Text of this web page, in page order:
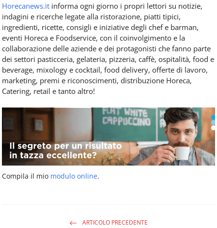
Horecanews.it informa ogni giorno i propri lettori su notizie,
indagini e ricerche legate alla ristorazione, piatti tipici,
ingredienti, ricette, consigli e iniziative degli chef e barman,
eventi Horeca e Foodservice, con il coinvolgimento e la
collaborazione delle aziende e dei protagonisti che fanno parte
dei settori pasticceria, gelateria, pizzeria, caffè, ospitalità, food e
beverage, mixology e cocktail, food delivery, offerte di lavoro,
marketing, premi e riconoscimenti, distribuzione Horeca,
Catering, retail e tanto altro!
Compila il mio modulo online.
ARTICOLO PRECEDENTE